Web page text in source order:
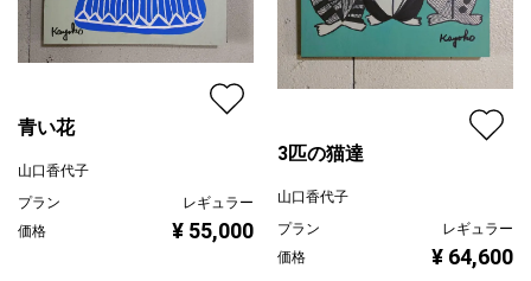
青い花
山口香代子
プラン
レギュラー
価格
¥ 55,000
3匹の猫達
山口香代子
プラン
レギュラー
価格
¥ 64,600